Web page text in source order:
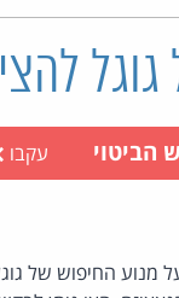
הביטוי עקבו
מנוע החיפוש של